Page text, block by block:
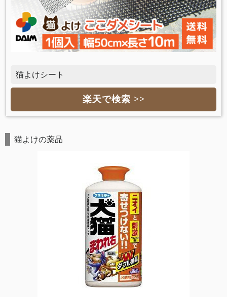
猫よけシート
楽天で検索 >>
猫よけの薬品